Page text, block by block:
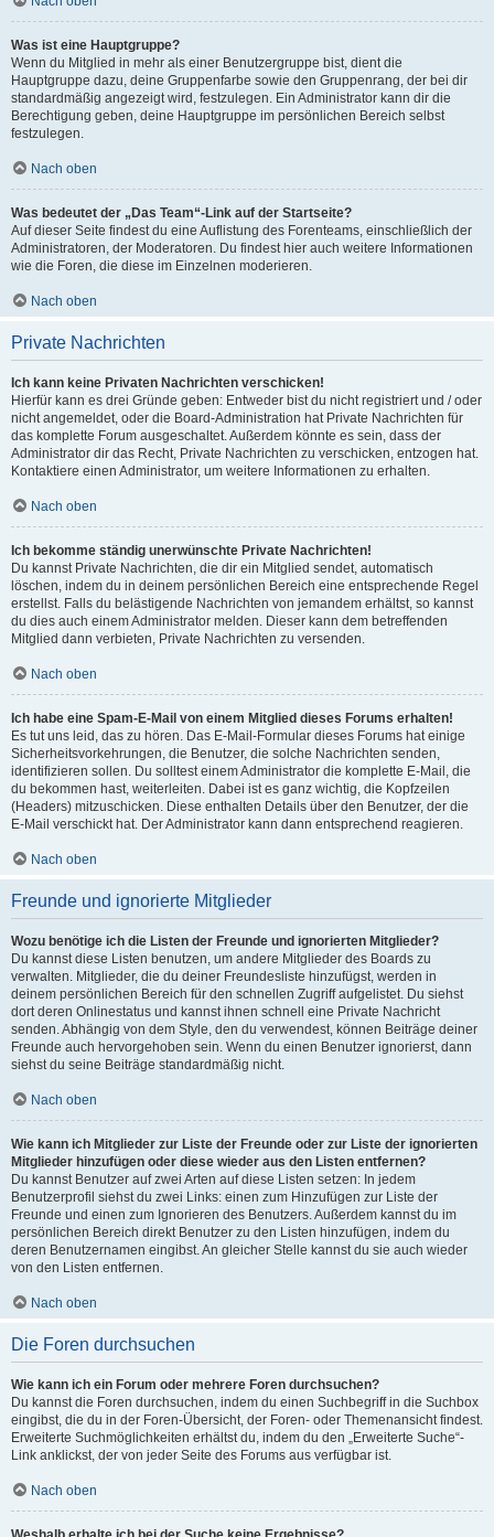
Was ist eine Hauptgruppe?
Wenn du Mitglied in mehr als einer Benutzergruppe bist, dient die
Hauptgruppe dazu, deine Gruppenfarbe sowie den Gruppenrang, der bei dir
standardmäßig angezeigt wird, festzulegen. Ein Administrator kann dir die
Berechtigung geben, deine Hauptgruppe im persönlichen Bereich selbst
festzulegen.
Nach oben
Was bedeutet der „Das Team“-Link auf der Startseite?
Auf dieser Seite findest du eine Auflistung des Forenteams, einschließlich der
Administratoren, der Moderatoren. Du findest hier auch weitere Informationen
wie die Foren, die diese im Einzelnen moderieren.
Nach oben
Private Nachrichten
Ich kann keine Privaten Nachrichten verschicken!
Hierfür kann es drei Gründe geben: Entweder bist du nicht registriert und / oder
nicht angemeldet, oder die Board-Administration hat Private Nachrichten für
das komplette Forum ausgeschaltet. Außerdem könnte es sein, dass der
Administrator dir das Recht, Private Nachrichten zu verschicken, entzogen hat.
Kontaktiere einen Administrator, um weitere Informationen zu erhalten.
Nach oben
Ich bekomme ständig unerwünschte Private Nachrichten!
Du kannst Private Nachrichten, die dir ein Mitglied sendet, automatisch
löschen, indem du in deinem persönlichen Bereich eine entsprechende Regel
erstellst. Falls du belästigende Nachrichten von jemandem erhältst, so kannst
du dies auch einem Administrator melden. Dieser kann dem betreffenden
Mitglied dann verbieten, Private Nachrichten zu versenden.
Nach oben
Ich habe eine Spam-E-Mail von einem Mitglied dieses Forums erhalten!
Es tut uns leid, das zu hören. Das E-Mail-Formular dieses Forums hat einige
Sicherheitsvorkehrungen, die Benutzer, die solche Nachrichten senden,
identifizieren sollen. Du solltest einem Administrator die komplette E-Mail, die
du bekommen hast, weiterleiten. Dabei ist es ganz wichtig, die Kopfzeilen
(Headers) mitzuschicken. Diese enthalten Details über den Benutzer, der die
E-Mail verschickt hat. Der Administrator kann dann entsprechend reagieren.
Nach oben
Freunde und ignorierte Mitglieder
Wozu benötige ich die Listen der Freunde und ignorierten Mitglieder?
Du kannst diese Listen benutzen, um andere Mitglieder des Boards zu
verwalten. Mitglieder, die du deiner Freundesliste hinzufügst, werden in
deinem persönlichen Bereich für den schnellen Zugriff aufgelistet. Du siehst
dort deren Onlinestatus und kannst ihnen schnell eine Private Nachricht
senden. Abhängig von dem Style, den du verwendest, können Beiträge deiner
Freunde auch hervorgehoben sein. Wenn du einen Benutzer ignorierst, dann
siehst du seine Beiträge standardmäßig nicht.
Nach oben
Wie kann ich Mitglieder zur Liste der Freunde oder zur Liste der ignorierten
Mitglieder hinzufügen oder diese wieder aus den Listen entfernen?
Du kannst Benutzer auf zwei Arten auf diese Listen setzen: In jedem
Benutzerprofil siehst du zwei Links: einen zum Hinzufügen zur Liste der
Freunde und einen zum Ignorieren des Benutzers. Außerdem kannst du im
persönlichen Bereich direkt Benutzer zu den Listen hinzufügen, indem du
deren Benutzernamen eingibst. An gleicher Stelle kannst du sie auch wieder
von den Listen entfernen.
Nach oben
Die Foren durchsuchen
Wie kann ich ein Forum oder mehrere Foren durchsuchen?
Du kannst die Foren durchsuchen, indem du einen Suchbegriff in die Suchbox
eingibst, die du in der Foren-Übersicht, der Foren- oder Themenansicht findest.
Erweiterte Suchmöglichkeiten erhältst du, indem du den „Erweiterte Suche“-
Link anklickst, der von jeder Seite des Forums aus verfügbar ist.
Nach oben